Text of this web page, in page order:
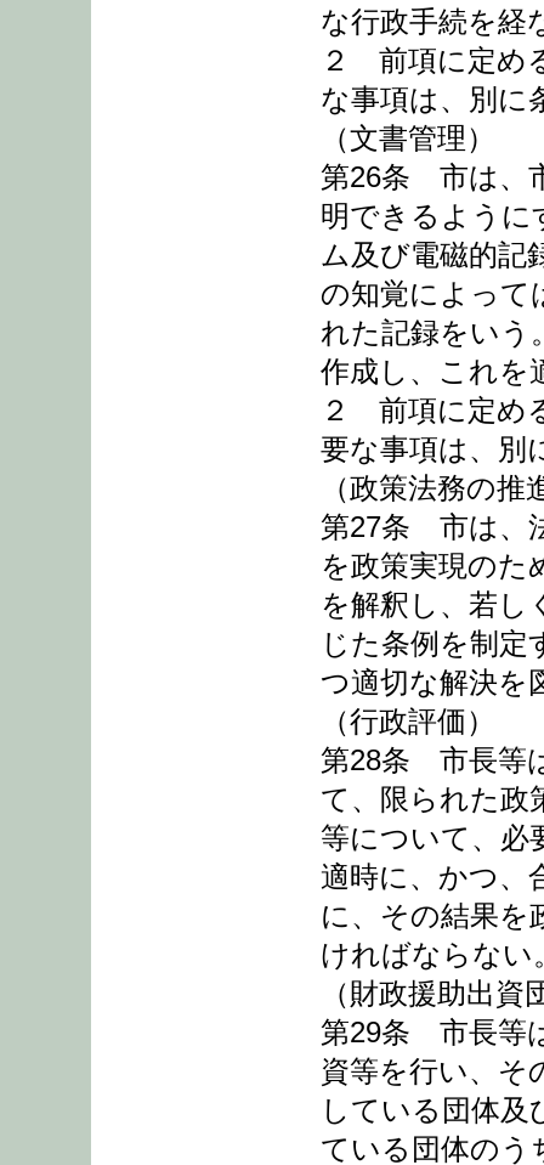
な行政手続を経
２ 前項に定め
な事項は、別に
（文書管理）
第26条 市は、
明できるように
ム及び電磁的記
の知覚によって
れた記録をいう
作成し、これを
２ 前項に定め
要な事項は、別
（政策法務の推
第27条 市は、
を政策実現のた
を解釈し、若し
じた条例を制定
つ適切な解決を
（行政評価）
第28条 市長等
て、限られた政
等について、必
適時に、かつ、
に、その結果を
ければならない
（財政援助出資
第29条 市長等
資等を行い、そ
している団体及
ている団体のう